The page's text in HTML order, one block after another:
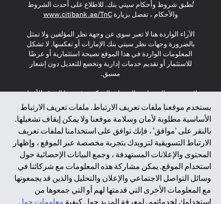
يستخدم موقعنا ملفات تعريف الارتباط. ملفات تعريف الارتباط
الأساسية مطلوبة لأمان وسلامة موقعنا ولا يمكن إيقاف تشغيلها.
بالنقر على 'موافق' ، فإنك توافق على استخدامنا لملفات تعريف
الارتباط التسويقية لتزويدك بتجربة مخصصة عبر الموقع ، وإظهار
المحتوى والإعلانات المستهدفة ، وجمع البيانات الإحصائية حول
استخدام الموقع. يمكن مشاركة هذه المعلومات مع شركائنا في
وسائل التواصل الاجتماعي والإعلان والتحليل والذين قد يجمعونها
مع المعلومات الأخرى التي قدمتها لهم أو التي جمعوها من
استخدامك لخدماتهم. لمعرفة المزيد حول كيفية معلومات حول
تُطبق شروط وأحكام سيتي بنك. للاطلاع على أحدث الشروط
والأحكام ، تفضل بزيارةwww.citibank.ae/TnC
(opens in a new tab)
الآراء الواردة هنا لا تعبر سوى عن وجهة نظر المؤلفين ولا تمثل
بالضرورة وجهات نظر سيتي بنك الإمارات أو تعكسها. لا تشكل
المعلومات الواردة في هذا الموقع نصيحة استثمارية أو عرضًا
للاستثمار أو تقديم خدمات إدارية وتخضع للتعديل دون إشعار
مسبق.
لا يتم تقديم المنتجات والخدمات المذكورة في هذا الموقع للأفراد
المقيمين في الاتحاد الأوروبي أو المنطقة الاقتصادية الأوروبية أو
سويسرا أو غيرنسي أو جيرسي أو موناكو أو سان مارينو أو
الفاتيكان أو جزيرة مان أو المملكة المتحدة أو خصوصية البيانات
(لائحة حماية البيانات العامة \ قانون حماية البيانات الشخصية
العامة \ قانون خصوصية نيوزيلندا). المحتوى الموجود في هذه
الصفحة ليس ولا ينبغي تفسيره على أنه عرض أو دعوة أو دعوة
لشراء أو بيع أي من المنتجات والخدمات المذكورة هنا لمثل هؤلاء
الأفراد.
*GDPR – اللائحة العامة لحماية البيانات؛ * LGPD – Lei Geral de
Proteção de Dados Pessoais ; *NZPA – قانون الخصوصية